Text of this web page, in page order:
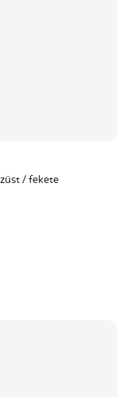
/ fekete